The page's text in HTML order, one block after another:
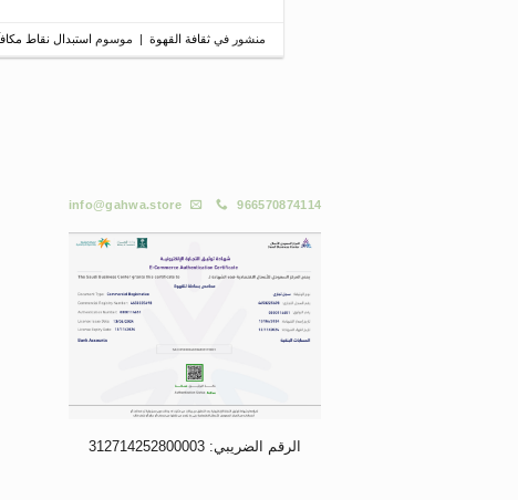
منشور في ثقافة القهوة | موسوم استبدال نقاط
966570874114
info@gahwa.store
الرقم الضريبي: 312714252800003